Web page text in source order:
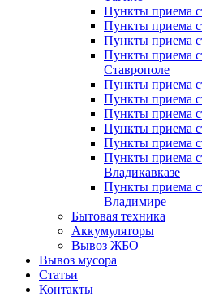
Пункты приема
Пункты приема
Пункты приема
Пункты приема
Ставрополе
Пункты приема
Пункты приема
Пункты приема
Пункты приема
Пункты приема
Пункты приема
Владикавказе
Пункты приема
Владимире
Бытовая техника
Аккумуляторы
Вывоз ЖБО
Вывоз мусора
Статьи
Контакты